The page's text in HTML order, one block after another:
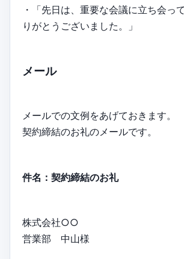
・「先日は、重要な会議に立ち会っ
りがとうございました。」
メール
メールでの文例をあげておきます。
契約締結のお礼のメールです。
件名：契約締結のお礼
株式会社○○
営業部 中山様